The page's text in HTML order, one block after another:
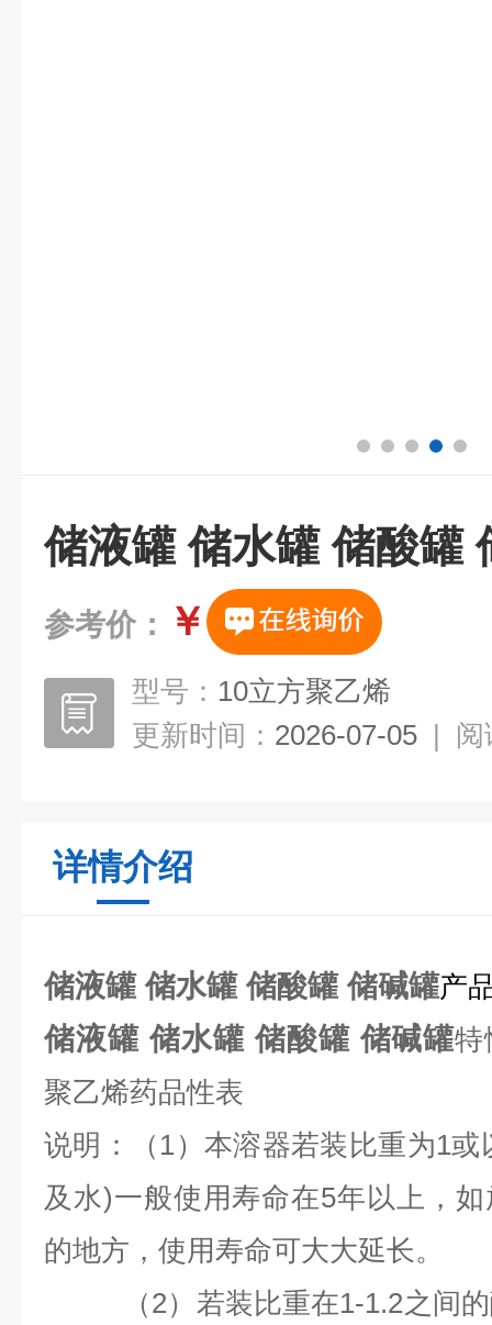
储液罐 储水罐 储酸罐
参考价： ￥
型号： 10立方聚乙烯
更新时间： 2026-07-05 | 阅
详情介绍
储液罐 储水罐 储酸罐 储碱罐产
储液罐 储水罐 储酸罐 储碱罐特
聚乙烯药品性表
说明：（1）本溶器若装比重为1
及水)一般使用寿命在5年以上，
的地方，使用寿命可大大延长。
（2）若装比重在1-1.2之间的